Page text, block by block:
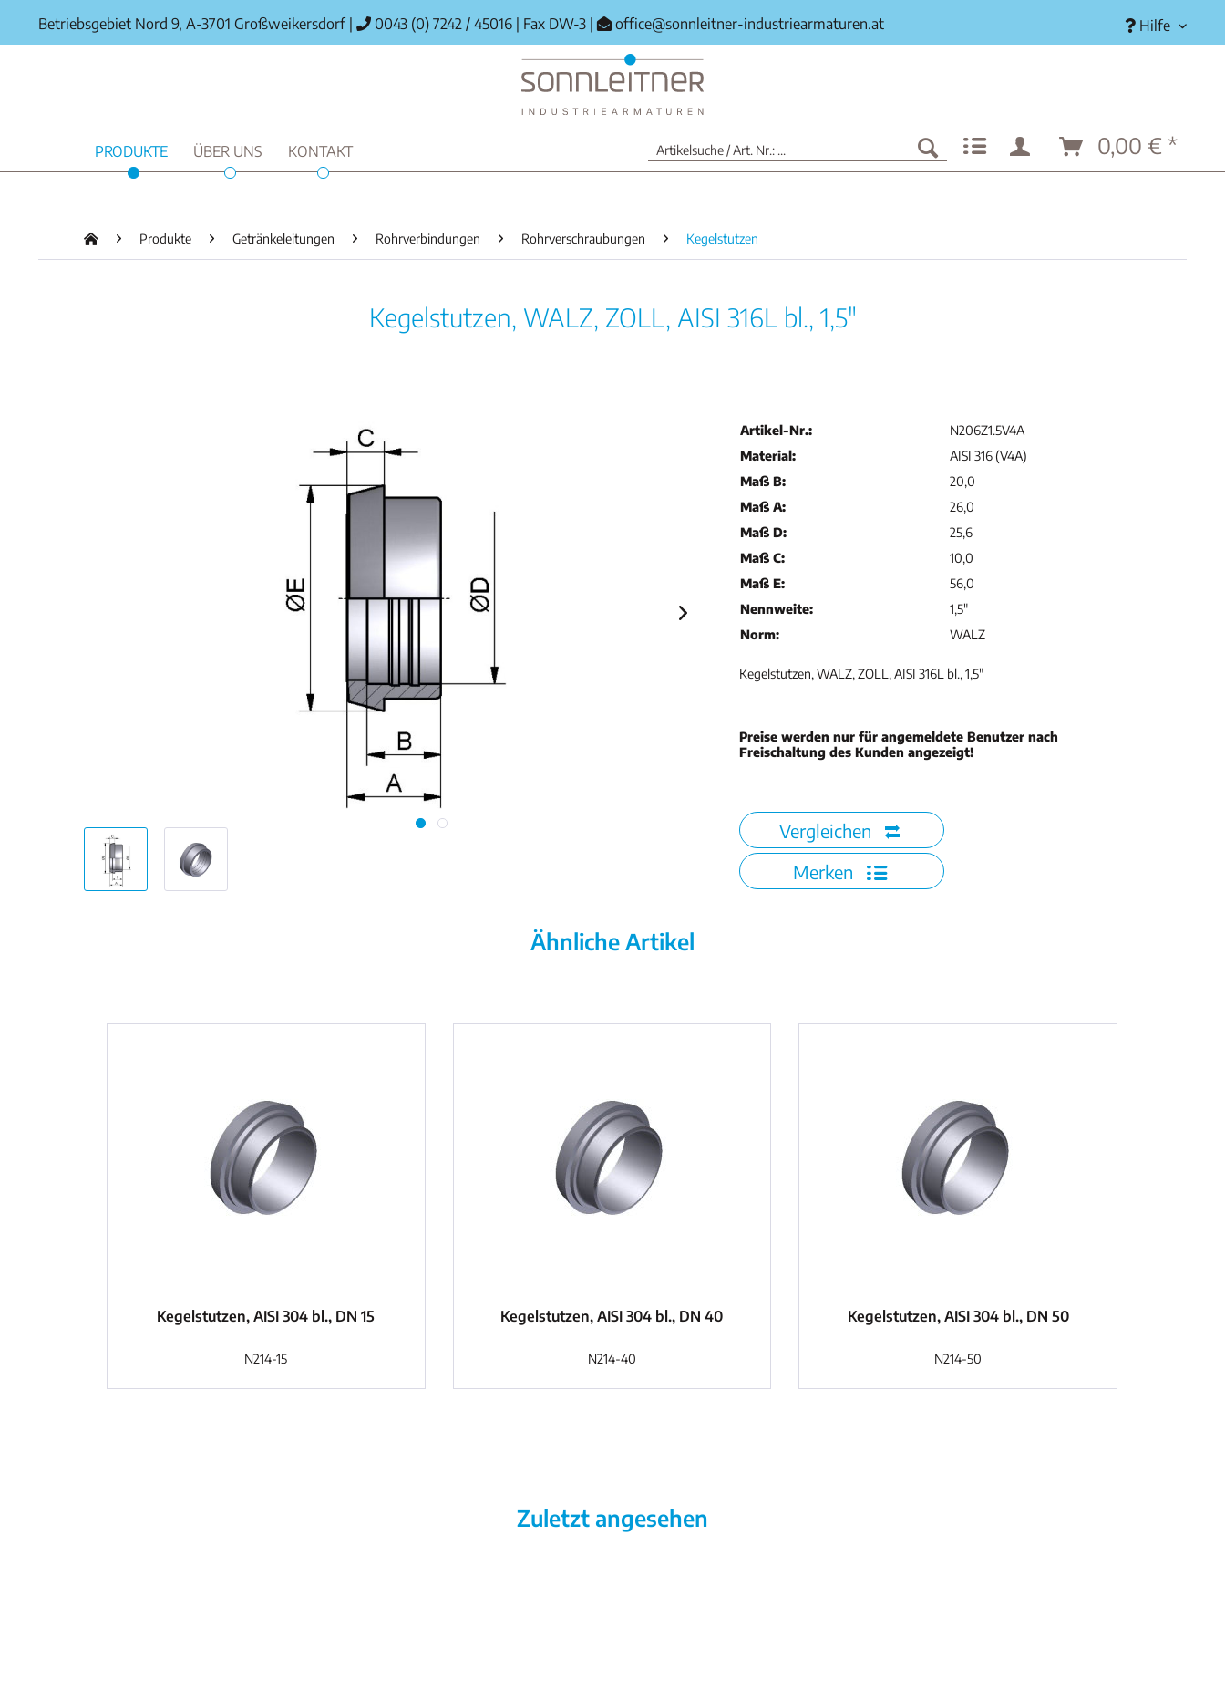
Betriebsgebiet Nord 9, A-3701 Großweikersdorf 0043 (0) 7242 / 45016 Fax DW-3 office@sonnleitner-industriearmaturen.at Hilfe
PRODUKTE ÜBER UNS KONTAKT 0,00 € *
Produkte Getränkeleitungen Rohrverbindungen Rohrverschraubungen Kegelstutzen
Kegelstutzen, WALZ, ZOLL, AISI 316L bl., 1,5"
Artikel-Nr.:
N206Z1.5V4A
Material:
AISI 316 (V4A)
Maß B:
20,0
Maß A:
26,0
Maß D:
25,6
Maß C:
10,0
Maß E:
56,0
Nennweite:
1,5"
Norm:
WALZ
Kegelstutzen, WALZ, ZOLL, AISI 316L bl., 1,5"
Preise werden nur für angemeldete Benutzer nach
Freischaltung des Kunden angezeigt!
Vergleichen
Merken
Ähnliche Artikel
Kegelstutzen, AISI 304 bl., DN 15
N214-15
Kegelstutzen, AISI 304 bl., DN 40
N214-40
Kegelstutzen, AISI 304 bl., DN 50
N214-50
Zuletzt angesehen